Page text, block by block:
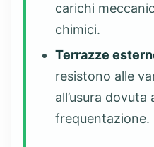
carichi
chimici.
Terrazze
resistono alle
all’usura dovuta
frequentazione.